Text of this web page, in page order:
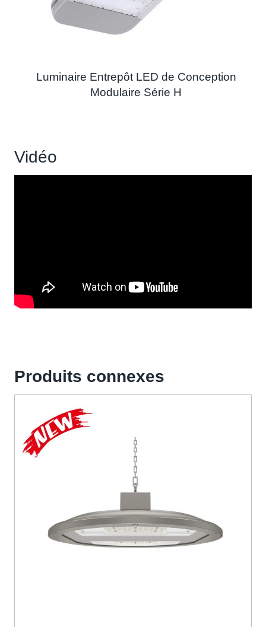
Luminaire Entrepôt LED de Conception
Modulaire Série H
Vidéo
Produits connexes